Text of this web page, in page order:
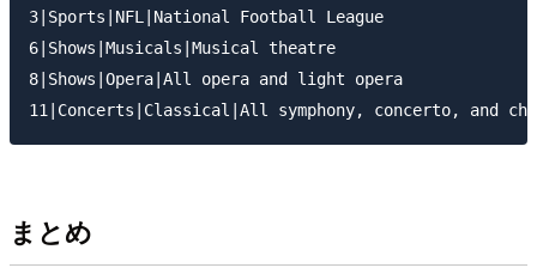
3|Sports|NFL|National Football League
6|Shows|Musicals|Musical theatre
8|Shows|Opera|All opera and light opera
まとめ